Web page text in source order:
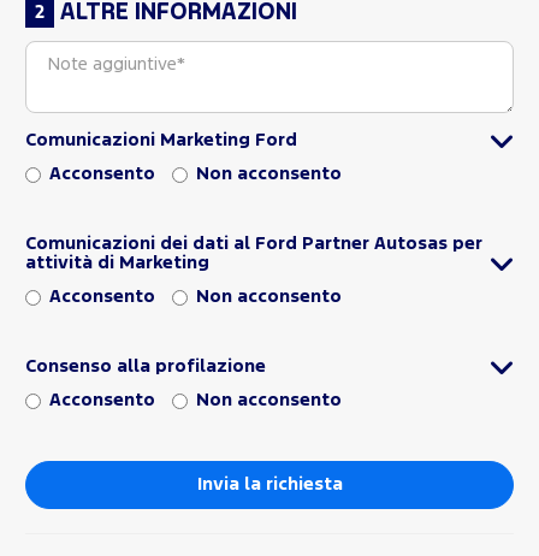
ALTRE INFORMAZIONI
Comunicazioni Marketing Ford
Acconsento Non acconsento
Comunicazioni dei dati al Ford Partner Autosas per
attività di Marketing
Acconsento Non acconsento
Consenso alla profilazione
Acconsento Non acconsento